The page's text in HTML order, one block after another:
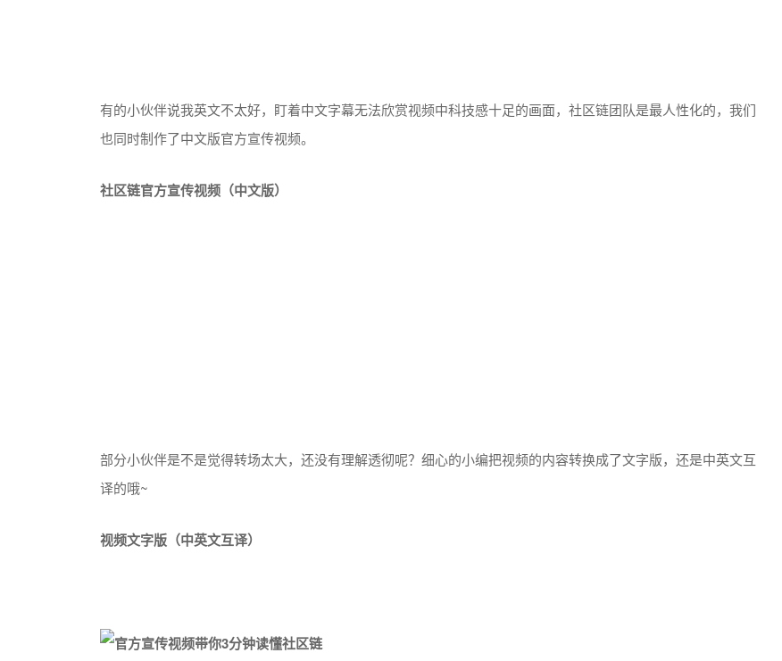
有的小伙伴说我英文不太好，盯着中文字幕无法欣赏视频中科技感十足的画面，社区链团队是最人性化的，我们
也同时制作了中文版官方宣传视频。
社区链官方宣传视频（中文版）
部分小伙伴是不是觉得转场太大，还没有理解透彻呢？细心的小编把视频的内容转换成了文字版，还是中英文互
译的哦~
视频文字版（中英文互译）